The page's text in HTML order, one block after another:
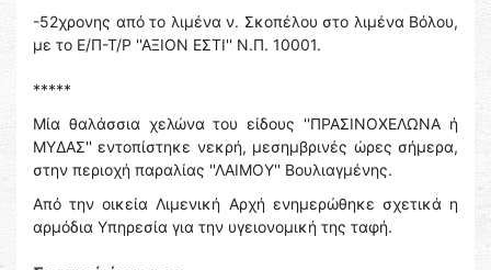
-52χρονης από το λιμένα ν. Σκοπέλου στο λιμένα Βόλου,
με το Ε/Π-Τ/Ρ ''ΑΞΙΟΝ ΕΣΤΙ'' Ν.Π. 10001.
*****
Μία θαλάσσια χελώνα του είδους ''ΠΡΑΣΙΝΟΧΕΛΩΝΑ ή
ΜΥΔΑΣ'' εντοπίστηκε νεκρή, μεσημβρινές ώρες σήμερα,
στην περιοχή παραλίας ''ΛΑΙΜΟΥ'' Βουλιαγμένης.
Από την οικεία Λιμενική Αρχή ενημερώθηκε σχετικά η
αρμόδια Υπηρεσία για την υγειονομική της ταφή.